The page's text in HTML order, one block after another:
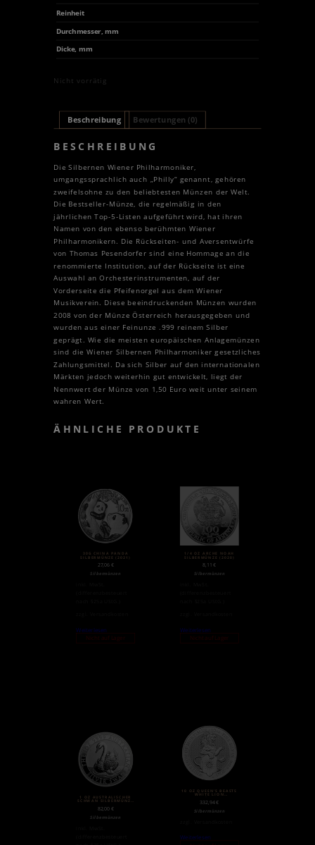
Reinheit
Durchmesser, mm
Dicke, mm
Nicht vorrätig
Beschreibung Bewertungen (0)
BESCHREIBUNG
Die Silbernen Wiener Philharmoniker,
umgangssprachlich auch „Philly“ genannt, gehören
zweifelsohne zu den beliebtesten Münzen der Welt.
Die Bestseller-Münze, die regelmäßig in den
jährlichen Top-5-Listen aufgeführt wird, hat ihren
Namen von den ebenso berühmten Wiener
Philharmonikern. Die Rückseiten- und Aversentwürfe
von Thomas Pesendorfer sind eine Hommage an die
renommierte Institution, auf der Rückseite ist eine
Auswahl an Orchesterinstrumenten, auf der
Vorderseite die Pfeifenorgel aus dem Wiener
Musikverein. Diese beeindruckenden Münzen wurden
2008 von der Münze Österreich herausgegeben und
wurden aus einer Feinunze .999 reinem Silber
geprägt. Wie die meisten europäischen Anlagemünzen
sind die Wiener Silbernen Philharmoniker gesetzliches
Zahlungsmittel. Da sich Silber auf den internationalen
Märkten jedoch weiterhin gut entwickelt, liegt der
Nennwert der Münze von 1,50 Euro weit unter seinem
wahren Wert.
ÄHNLICHE PRODUKTE
30G CHINA PANDA
SILBERMÜNZE (2021)
27,06 €
Silbermünzen
Weiterlesen
Nicht auf Lager
1/4 OZ ARCHE NOAH
SILBERMÜNZE (2020)
8,11€
Silbermünzen
Weiterlesen
Nicht auf Lager
1 OZ AUSTRALISCHER
SCHWAN SILBERMÜNZE
82,00 €
Silbermünzen
10 OZ QUEEN’S BEASTS
WHITE LION
332,94€
Silbermünzen
Weiterlesen